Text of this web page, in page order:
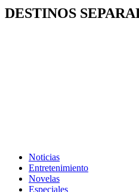
DESTINOS
Noticias
Entretenimiento
Novelas
Especiales